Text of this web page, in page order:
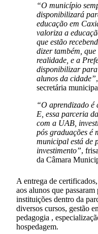
“O município
disponibilizará
educação em
valoriza a
que estão
dizer também,
realidade, e a
disponibilizar
alunos da cidade”
secretária
“O aprendizado é
E, essa parceria
com a UAB,
pós graduações é
municipal está de
investimento”,
da Câmara
A entrega de
aos alunos que
instituições dentro da
diversos cursos, gestão
pedagogia ,
hospedagem.